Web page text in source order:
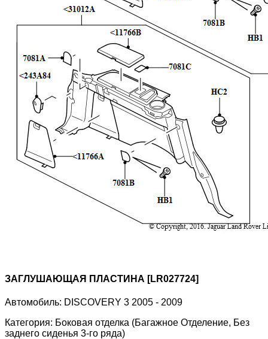
ЗАГЛУШАЮЩАЯ ПЛАСТИНА [LR027724]
Автомобиль: DISCOVERY 3 2005 - 2009
Категория: Боковая отделка (Багажное Отделение, Без
заднего сиденья 3-го ряда)